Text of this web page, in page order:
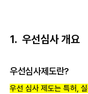
1. 우선심사 개요
우선심사제도란?
우선 심사 제도는 특허,